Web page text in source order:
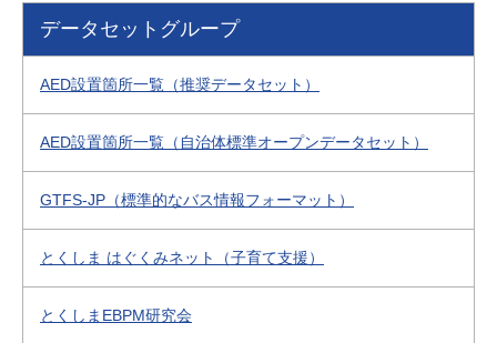
データセットグループ
AED設置箇所一覧（推奨データセット）
AED設置箇所一覧（自治体標準オープンデータセット）
GTFS-JP（標準的なバス情報フォーマット）
とくしま はぐくみネット（子育て支援）
とくしまEBPM研究会